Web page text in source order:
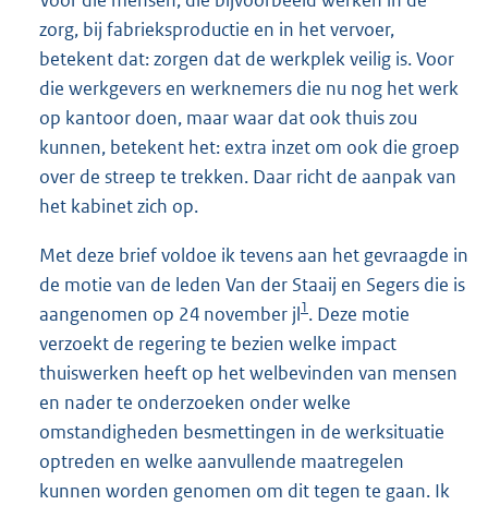
zorg, bij fabrieksproductie en in het vervoer,
betekent dat: zorgen dat de werkplek veilig is. Voor
die werkgevers en werknemers die nu nog het werk
op kantoor doen, maar waar dat ook thuis zou
kunnen, betekent het: extra inzet om ook die groep
over de streep te trekken. Daar richt de aanpak van
het kabinet zich op.
Met deze brief voldoe ik tevens aan het gevraagde in
de motie van de leden Van der Staaij en Segers die is
aangenomen op 24 november jl1. Deze motie
verzoekt de regering te bezien welke impact
thuiswerken heeft op het welbevinden van mensen
en nader te onderzoeken onder welke
omstandigheden besmettingen in de werksituatie
optreden en welke aanvullende maatregelen
kunnen worden genomen om dit tegen te gaan. Ik